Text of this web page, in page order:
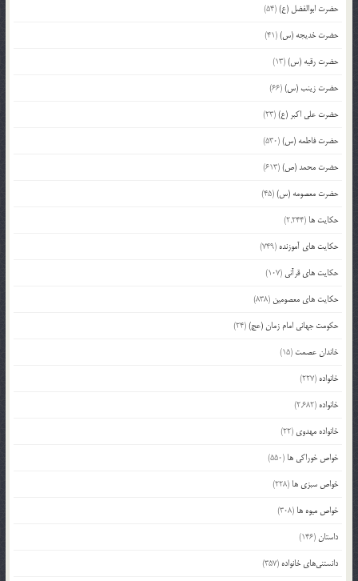
حضرت ابوالفضل (ع)(54)
حضرت خدیجه (س)(41)
حضرت رقیه (س)(13)
حضرت زینب (س)(66)
حضرت علی اکبر (ع)(23)
حضرت فاطمه (س)(530)
حضرت محمد (ص)(613)
حضرت معصومه (س)(45)
حکایت ها (2,244)
حکایت های آموزنده (749)
حکایت های قرآنی (107)
حکایت های معصومین (838)
حکومت جهانی امام زمان (عج)(24)
خاندان عصمت (15)
خانواده (227)
خانواده (2,682)
خانواده مهدوی (22)
خواص خوراکی ها (550)
خواص سبزی ها (228)
خواص میوه ها (308)
داستان(146)
دانستنی‌های خانواده (357)